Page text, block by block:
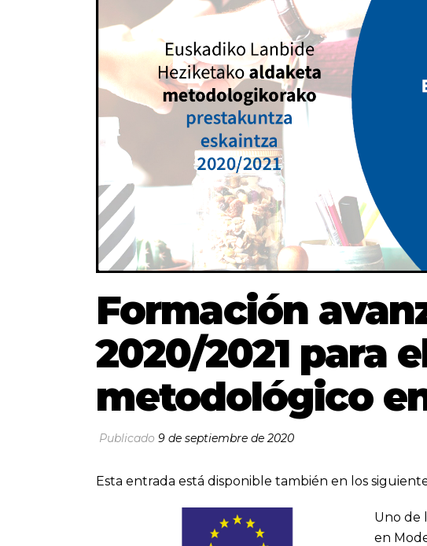
Formación
2020/2021 para
metodológico
Publicado 9 de septiembre de 2020
Esta entrada está disponible también en los
Uno de
en